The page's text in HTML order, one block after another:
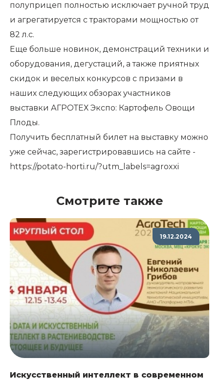
полуприцеп полностью исключает ручной труд
и агрегатируется с тракторами мощностью от
82 л.с.
Еще больше новинок, демонстраций техники и
оборудования, дегустаций, а также приятных
скидок и веселых конкурсов с призами в
наших следующих обзорах участников
выставки АГРОТЕХ Экспо: Картофель Овощи
Плоды.
Получить бесплатный билет на выставку можно
уже сейчас, зарегистрировавшись на сайте -
https://potato-horti.ru/?utm_labels=agroxxi
Смотрите также
19.12.2024
Искусственный интеллект в современном